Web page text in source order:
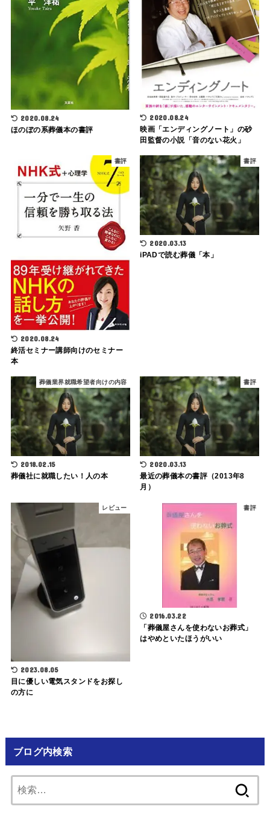
2020.08.24
ほのぼの系葬儀本の書評
2020.08.24
映画「エンディングノート」の砂
田監督の小説「音のない花火」
書評
2020.08.24
終活セミナー講師向けのセミナー
本
書評
2020.03.13
iPADで読む葬儀「本」
葬儀業界就職希望者向けの内容
2018.02.15
葬儀社に就職したい！人の本
書評
2020.03.13
最近の葬儀本の書評（2013年8
月）
レビュー
2023.08.05
目に優しい電気スタンドをお探し
の方に
書評
2016.03.22
「葬儀屋さんを使わないお葬式」
はやめといたほうがいい
ブログ内検索
索: